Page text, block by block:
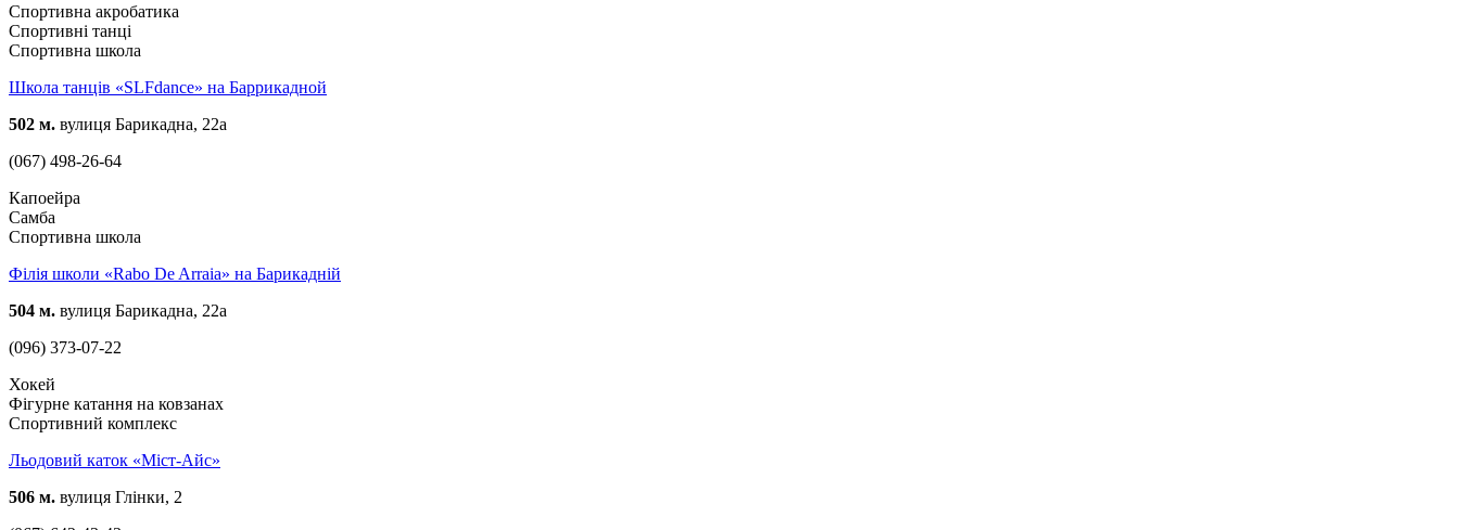
Спортивна акробатика
Спортивні танці
Спортивна школа
Школа танців «SLFdance» на Баррикадной
502 м. вулиця Барикадна, 22а
(067) 498-26-64
Капоейра
Самба
Спортивна школа
Філія школи «Rabo De Arraia» на Барикадній
504 м. вулиця Барикадна, 22а
(096) 373-07-22
Хокей
Фігурне катання на ковзанах
Спортивний комплекс
Льодовий каток «Міст-Айс»
506 м. вулиця Глінки, 2